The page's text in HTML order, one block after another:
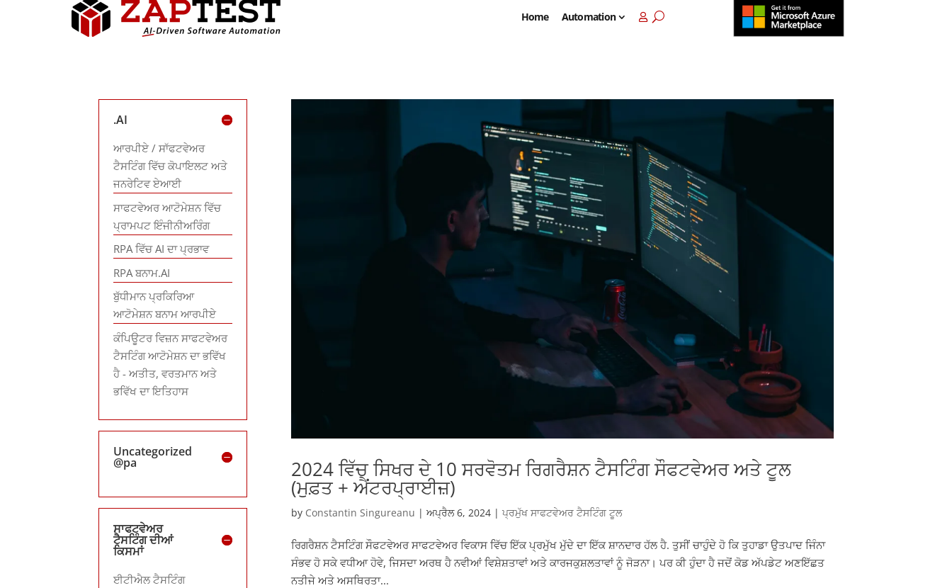
Home Automation
2024 ਵਿੱਚ ਸਿਖਰ ਦੇ 10 ਸਰਵੋਤਮ ਰਿਗਰੈਸ਼ਨ ਟੈਸਟਿੰਗ ਸੌਫਟਵੇਅਰ ਅਤੇ ਟੂਲ
(ਮੁਫ਼ਤ + ਐਂਟਰਪ੍ਰਾਈਜ਼)
by Constantin Singureanu |ਅਪ੍ਰੈਲ 6, 2024 |ਪ੍ਰਮੁੱਖ ਸਾਫਟਵੇਅਰ ਟੈਸਟਿੰਗ ਟੂਲ
ਰਿਗਰੈਸ਼ਨ ਟੈਸਟਿੰਗ ਸੌਫਟਵੇਅਰ ਸਾਫਟਵੇਅਰ ਵਿਕਾਸ ਵਿੱਚ ਇੱਕ ਪ੍ਰਮੁੱਖ ਮੁੱਦੇ ਦਾ ਇੱਕ ਸ਼ਾਨਦਾਰ ਹੱਲ ਹੈ. ਤੁਸੀਂ ਚਾਹੁੰਦੇ ਹੋ ਕਿ ਤੁਹਾਡਾ ਉਤਪਾਦ ਜਿੰਨਾ
ਸੰਭਵ ਹੋ ਸਕੇ ਵਧੀਆ ਹੋਵੇ, ਜਿਸਦਾ ਅਰਥ ਹੈ ਨਵੀਆਂ ਵਿਸ਼ੇਸ਼ਤਾਵਾਂ ਅਤੇ ਕਾਰਜਕੁਸ਼ਲਤਾਵਾਂ ਨੂੰ ਜੋੜਨਾ। ਪਰ ਕੀ ਹੁੰਦਾ ਹੈ ਜਦੋਂ ਕੋਡ ਅੱਪਡੇਟ ਅਣਇੱਛਤ
ਨਤੀਜੇ ਅਤੇ ਅਸਥਿਰਤਾ...
.AI
ਆਰਪੀਏ / ਸਾੱਫਟਵੇਅਰ
ਟੈਸਟਿੰਗ ਵਿੱਚ ਕੋਪਾਇਲਟ ਅਤੇ
ਜਨਰੇਟਿਵ ਏਆਈ
ਸਾਫਟਵੇਅਰ ਆਟੋਮੇਸ਼ਨ ਵਿੱਚ
ਪ੍ਰਾਮਪਟ ਇੰਜੀਨੀਅਰਿੰਗ
RPA ਵਿੱਚ AI ਦਾ ਪ੍ਰਭਾਵ
RPA ਬਨਾਮ.AI
ਬੁੱਧੀਮਾਨ ਪ੍ਰਕਿਰਿਆ
ਆਟੋਮੇਸ਼ਨ ਬਨਾਮ ਆਰਪੀਏ
ਕੰਪਿਊਟਰ ਵਿਜ਼ਨ ਸਾਫਟਵੇਅਰ
ਟੈਸਟਿੰਗ ਆਟੋਮੇਸ਼ਨ ਦਾ ਭਵਿੱਖ
ਹੈ - ਅਤੀਤ, ਵਰਤਮਾਨ ਅਤੇ
ਭਵਿੱਖ ਦਾ ਇਤਿਹਾਸ
Uncategorized
@pa
ਸਾਫਟਵੇਅਰ
ਟੈਸਟਿੰਗ ਦੀਆਂ
ਕਿਸਮਾਂ
ਈਟੀਐਲ ਟੈਸਟਿੰਗ